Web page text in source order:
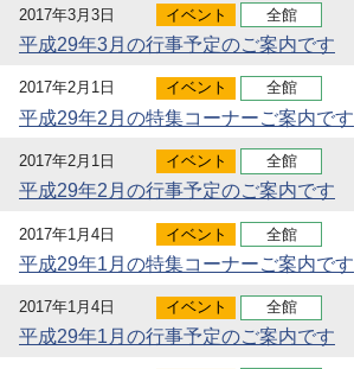
2017年3月3日 イベント 全館
平成29年3月の行事予定のご案内です
2017年2月1日 イベント 全館
平成29年2月の特集コーナーご案内です
2017年2月1日 イベント 全館
平成29年2月の行事予定のご案内です
2017年1月4日 イベント 全館
平成29年1月の特集コーナーご案内です
2017年1月4日 イベント 全館
平成29年1月の行事予定のご案内です